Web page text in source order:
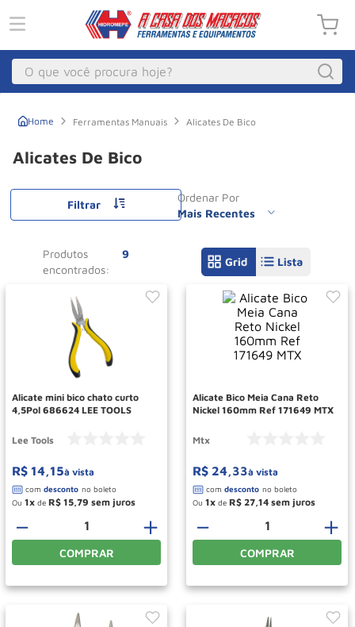
O que você procura hoje?
Ferramentas Manuais Alicates De Bico
Alicates De Bico
Ordenar Por
Mais Recentes
Filtrar
9
Produtos
Alicate mini bico chato curto
4,5Pol 686624 LEE TOOLS
Lee Tools
R$ 14,15à vista
Ou 1 de R$ 15,79
＋
－
COMPRAR
Alicate Bico Meia Cana Reto
Nickel 160mm Ref 171649 MTX
Mtx
R$ 24,33à vista
Ou 1 de R$ 27,14
＋
－
COMPRAR
1 º Macacos
Guincho
Talha Eletrica
Talha
Rodizio
Paleteira